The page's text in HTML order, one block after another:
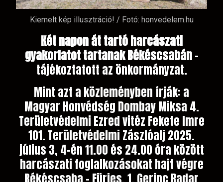
Kiemelt kép illusztráció! / Fotó: honvedelem.hu
Két napon át tartó harcászati
gyakorlatot tartanak Békéscsabán–
tájékoztatott az önkormányzat.
Mint azt a közleményben írják: a
Magyar Honvédség Dombay Miksa 4.
Területvédelmi Ezred vitéz Fekete Imre
101. Területvédelmi Zászlóalj 2025.
július 3, 4-én 11.00 és 24.00 óra között
harcászati foglalkozásokat hajt végre
Békéscsaba – Fürjes, 1. Gerinc Radar